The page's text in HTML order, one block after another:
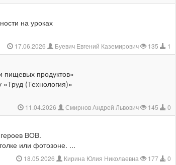
на уроках
17.06.2026 Буевич Евгений Каземирович 135 1
пищевых продуктов»
(Технология)»
11.04.2026 Смирнов Андрей Львович 145 0
ВОВ.
или фотозоне. ...
18.05.2026 Кирина Юлия Николаевна 177 0